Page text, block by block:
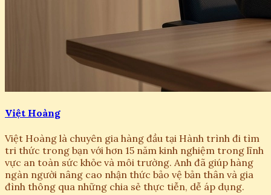
Việt Hoàng
Việt Hoàng là chuyên gia hàng đầu tại Hành trình đi tìm
tri thức trong bạn với hơn 15 năm kinh nghiệm trong lĩnh
vực an toàn sức khỏe và môi trường. Anh đã giúp hàng
ngàn người nâng cao nhận thức bảo vệ bản thân và gia
đình thông qua những chia sẻ thực tiễn, dễ áp dụng.